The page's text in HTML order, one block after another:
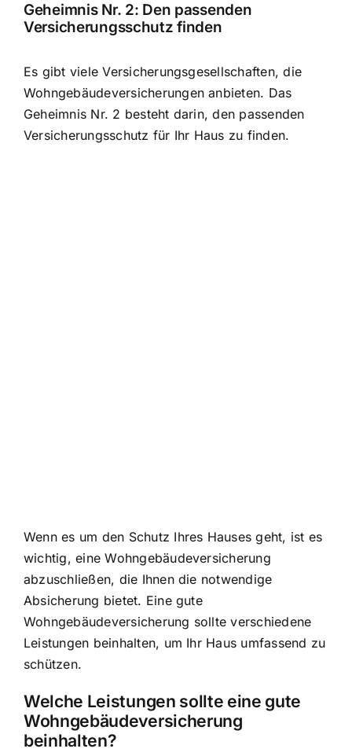
Geheimnis Nr. 2: Den passenden
Versicherungsschutz finden
Es gibt viele Versicherungsgesellschaften, die
Wohngebäudeversicherungen anbieten. Das
Geheimnis Nr. 2 besteht darin, den passenden
Versicherungsschutz für Ihr Haus zu finden.
Wenn es um den Schutz Ihres Hauses geht, ist es
wichtig, eine Wohngebäudeversicherung
abzuschließen, die Ihnen die notwendige
Absicherung bietet. Eine gute
Wohngebäudeversicherung sollte verschiedene
Leistungen beinhalten, um Ihr Haus umfassend zu
schützen.
Welche Leistungen sollte eine gute
Wohngebäudeversicherung
beinhalten?